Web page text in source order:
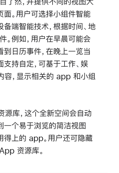
面。用户可选择小组件智能
端智能技术，根据时间、地
。例如，用户在早晨可能会
到日历事件，在晚上一览当
持自定，可基于工作、娱
容，显示相关的 app 和小组
库，这个全新空间会自动
个易于浏览的简洁视图
得上的 app。用户还可隐藏
资源库。